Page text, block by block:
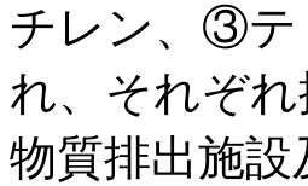
チレン、③テ
れ、それぞ
物質排出施